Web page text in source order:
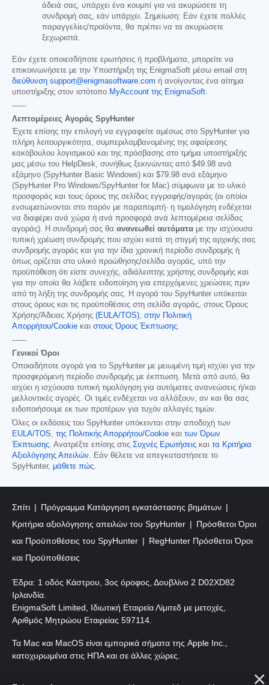
άδειά σας, υπάρχει ένα κουμπί για να ακυρώσετε τη
συνδρομή σας, εάν υπάρχει. Σημείωση: Εάν έχετε πολλές
παραγγελίες/προϊόντα, θα πρέπει να τα ακυρώσετε
ξεχωριστά.
Εάν έχετε οποιεσδήποτε ερωτήσεις ή προβλήματα, μπορείτε να
επικοινωνήσετε με την Υποστήριξη της EnigmaSoft μέσω email στη
διεύθυνση support@enigmasoftware.com ή ανοίγοντας ένα αίτημα
υποστήριξης στον ιστότοπο MyAccount της EnigmaSoft.
------
Λεπτομέρειες Αγοράς SpyHunter
Έχετε επίσης την επιλογή να εγγραφείτε αμέσως στο SpyHunter για
πλήρη λειτουργικότητα, συμπεριλαμβανομένης της αφαίρεσης
κακόβουλου λογισμικού και της πρόσβασης στο τμήμα υποστήριξής
μας μέσω του HelpDesk, συνήθως ξεκινώντας από $49.98 ανά
εξάμηνο (SpyHunter Basic Windows) και $79.98 ανά εξάμηνο
(SpyHunter Pro Windows/SpyHunter for Mac) σύμφωνα με το υλικό
προσφοράς και τους όρους της σελίδας εγγραφής/αγοράς (οι οποίοι
ενσωματώνονται στο παρόν με παραπομπή· η τιμολόγηση ενδέχεται
να διαφέρει ανά χώρα ή ανά προσφορά ανά λεπτομέρεια σελίδας
αγοράς). Η συνδρομή σας θα ανανεωθεί αυτόματα με την ισχύουσα
τυπική χρέωση συνδρομής που ισχύει κατά τη στιγμή της αρχικής σας
συνδρομής αγοράς και για την ίδια χρονική περίοδο συνδρομής ή
όπως ορίζεται στο υλικό προώθησης/σελίδα αγοράς, υπό την
προϋπόθεση ότι είστε συνεχής, αδιάλειπτης χρήστης συνδρομής και
για την οποία θα λάβετε ειδοποίηση για επερχόμενες χρεώσεις πριν
από τη λήξη της συνδρομής σας. Η αγορά του SpyHunter υπόκειται
στους όρους και τις προϋποθέσεις στη σελίδα αγοράς, στους Όρους
Χρήσης/Άδειας Χρήσης (EULA/TOS), στην Πολιτική
Απορρήτου/Cookie και στους Όρους Έκπτωσης.
------
Γενικοί Όροι
Οποιαδήποτε αγορά για το SpyHunter με μειωμένη τιμή ισχύει για την
προσφερόμενη περίοδο συνδρομής με έκπτωση. Μετά από αυτό, θα
ισχύει η ισχύουσα τυπική τιμολόγηση για αυτόματες ανανεώσεις ή/και
μελλοντικές αγορές. Οι τιμές ενδέχεται να αλλάξουν, αν και θα σας
ειδοποιήσουμε εκ των προτέρων για τυχόν αλλαγές τιμών.
Όλες οι εκδόσεις του SpyHunter υπόκεινται στην αποδοχή των
EULA/TOS, της Πολιτικής Απορρήτου/Cookie και των Όρων
Έκπτωσης. Ανατρέξτε επίσης στις Συχνές Ερωτήσεις και τα Κριτήρια
Αξιολόγησης Απειλών. Εάν θέλετε να απεγκαταστήσετε το
SpyHunter, μάθετε πώς.
Σπίτι
Πρόγραμμα Κατάργηση εγκατάστασης βημάτων
Κριτήρια αξιολόγησης απειλών του SpyHunter
Πρόσθετοι Όροι
και Προϋποθέσεις του SpyHunter
RegHunter Πρόσθετοι Όροι
και Προϋποθέσεις
Έδρα: 1 οδός Κάστρου, 3ος όροφος, Δουβλίνο 2 D02XD82
Ιρλανδία.
EnigmaSoft Limited, Ιδιωτική Εταιρεία Λίμιτεδ με μετοχές,
Αριθμός Μητρώου Εταιρείας 597114.
Τα Mac και MacOS είναι εμπορικά σήματα της Apple Inc.,
κατοχυρωμένα στις ΗΠΑ και σε άλλες χώρες.